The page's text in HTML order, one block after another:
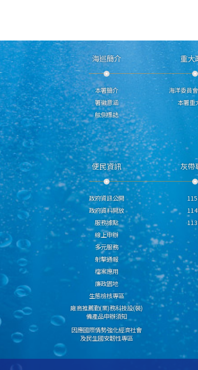
海巡簡介
本署簡介
署徽意涵
舷側標誌
重大
海洋委員
本署重
便民資訊
政府資訊公開
政府資料開放
服務據點
線上申辦
多元服務
射擊通報
檔案應用
廉政園地
生態檢核專區
廠商推薦勤(業)務科技設(裝)
備產品申辦須知
因應國際情勢強化經濟社會
及民生國安韌性專區
灰帶